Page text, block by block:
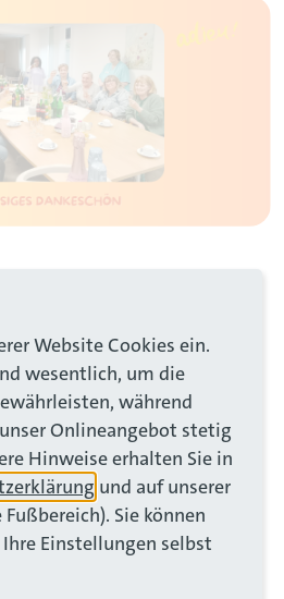
in
wurde unsere
Website Cookies ein.
wesentlich, um die
während
Onlineangebot stetig
Hinweise erhalten Sie in
und auf unserer
Fußbereich). Sie können
Einstellungen selbst